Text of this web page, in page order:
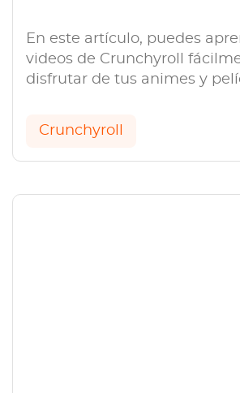
En este artículo, puedes
videos de Crunchyroll
disfrutar de tus animes y
Crunchyroll